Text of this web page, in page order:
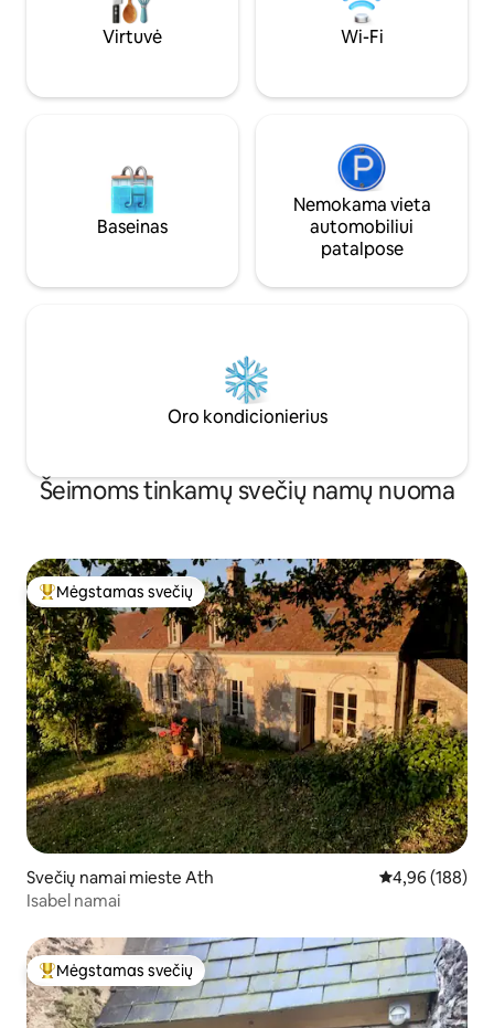
esančią vos už 10 minučių kelio, ir Luaros
slėnio regioną.
Virtuvė Wi-Fi
Baseinas
Nemokama vieta
automobiliui
patalpose
Oro kondicionierius
Šeimoms tinkamų svečių namų nuoma
Svečių mėgstamiausias
Mėgstamas svečių
Svečių namai mieste Ath Vidutinis
4,96 (188)
Isabel namai
Svečių mėgstamiausias
Mėgstamas svečių